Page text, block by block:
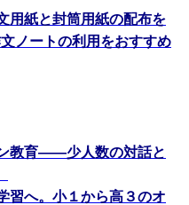
用紙と封筒用紙の配布を
ノートの利用をおすすめ
教育――少人数の対話と
習へ。小１から高３のオ